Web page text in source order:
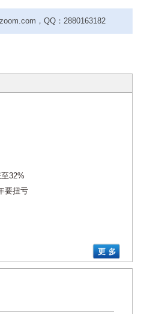
，QQ：2880163182
32%
要扭亏